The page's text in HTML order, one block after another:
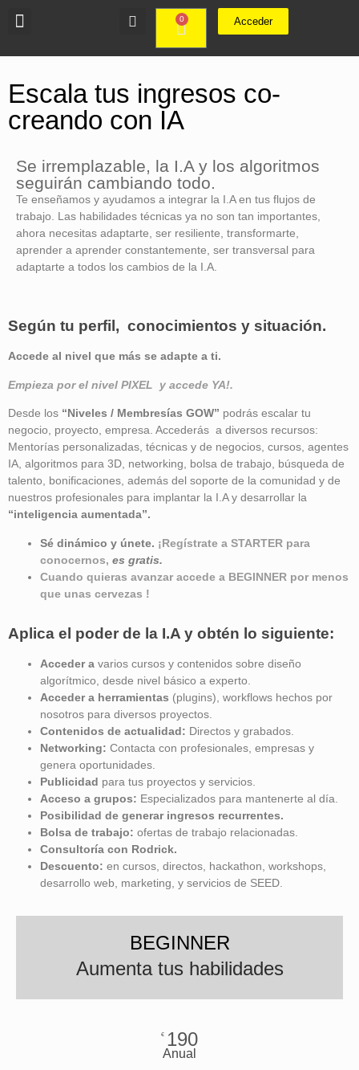
0 Acceder
Escala tus ingresos co-
creando con IA
Se irremplazable, la I.A y los algoritmos
seguirán cambiando todo.
Te enseñamos y ayudamos a integrar la I.A en tus flujos de
trabajo. Las habilidades técnicas ya no son tan importantes,
ahora necesitas adaptarte, ser resiliente, transformarte,
aprender a aprender constantemente, ser transversal para
adaptarte a todos los cambios de la I.A.
Según tu perfil, conocimientos y situación.
Accede al nivel que más se adapte a ti.
Empieza por el nivel PIXEL y accede YA!.
Desde los “Niveles / Membresías GOW” podrás escalar tu
negocio, proyecto, empresa. Accederás a diversos recursos:
Mentorías personalizadas, técnicas y de negocios, cursos, agentes
IA, algoritmos para 3D, networking, bolsa de trabajo, búsqueda de
talento, bonificaciones, además del soporte de la comunidad y de
nuestros profesionales para implantar la I.A y desarrollar la
“inteligencia aumentada”.
Sé dinámico y únete. ¡Regístrate a STARTER para
conocernos, es gratis.
Cuando quieras avanzar accede a BEGINNER por menos
que unas cervezas !
Aplica el poder de la I.A y obtén lo siguiente:
Acceder a varios cursos y contenidos sobre diseño
algorítmico, desde nivel básico a experto.
Acceder a herramientas (plugins), workflows hechos por
nosotros para diversos proyectos.
Contenidos de actualidad: Directos y grabados.
Networking: Contacta con profesionales, empresas y
genera oportunidades.
Publicidad para tus proyectos y servicios.
Acceso a grupos: Especializados para mantenerte al día.
Posibilidad de generar ingresos recurrentes.
Bolsa de trabajo: ofertas de trabajo relacionadas.
Consultoría con Rodrick.
Descuento: en cursos, directos, hackathon, workshops,
desarrollo web, marketing, y servicios de SEED.
BEGINNER
Aumenta tus habilidades
€ 190
Anual